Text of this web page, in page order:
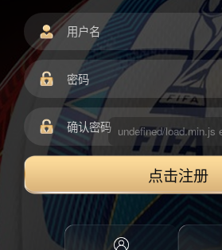
点击注册